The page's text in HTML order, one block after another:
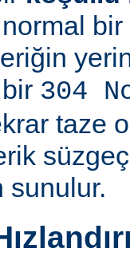
bir
304
taze
sunulur.